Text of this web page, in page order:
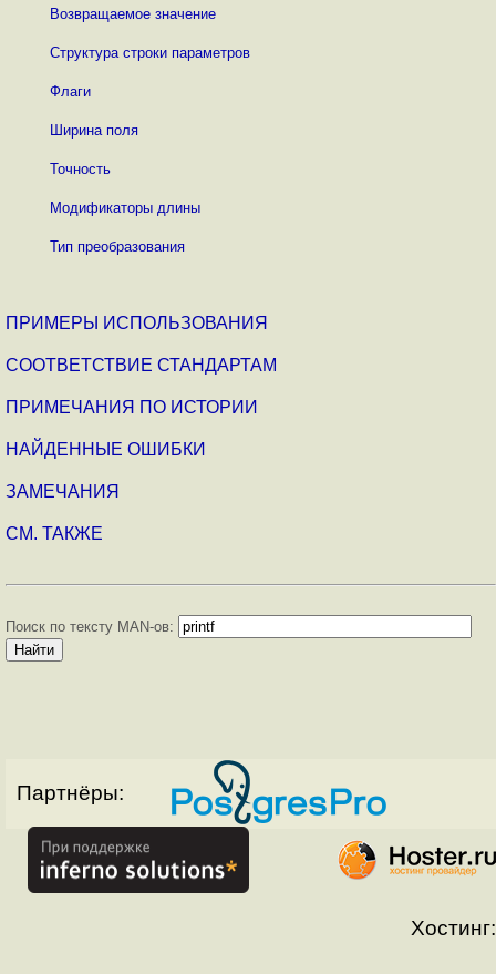
Возвращаемое значение
Структура строки параметров
Флаги
Ширина поля
Точность
Модификаторы длины
Тип преобразования
ПРИМЕРЫ ИСПОЛЬЗОВАНИЯ
СООТВЕТСТВИЕ СТАНДАРТАМ
ПРИМЕЧАНИЯ ПО ИСТОРИИ
НАЙДЕННЫЕ ОШИБКИ
ЗАМЕЧАНИЯ
СМ. ТАКЖЕ
Поиск по тексту MAN-ов:
Партнёры:
Хостинг: